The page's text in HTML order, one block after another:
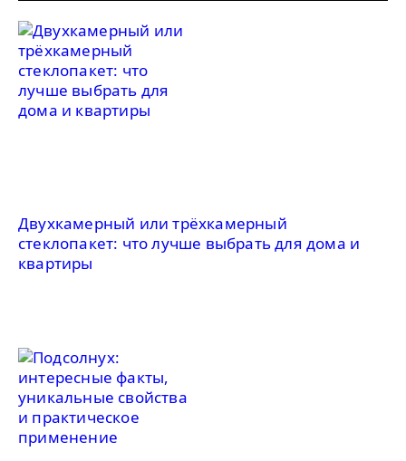
Двухкамерный или трёхкамерный
стеклопакет: что лучше выбрать для дома и
квартиры